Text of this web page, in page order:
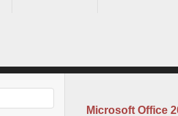
Microsoft Office